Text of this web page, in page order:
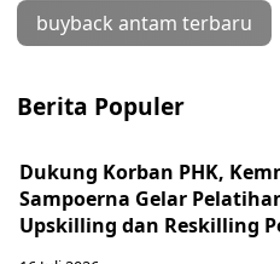
buyback antam terbaru
Berita Populer
Dukung Korban PHK,
Sampoerna Gelar
Upskilling dan Reskilling